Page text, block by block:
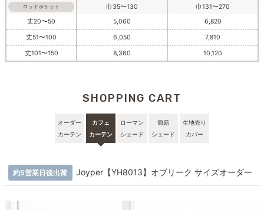
ロッドポケット 巾35〜130
巾131〜270
丈20〜50
5,060 6,820
丈51〜100 6,050 7,810
丈101〜150 8,360 10,120
SHOPPING CART
オーダー
カーテン
カフェ
カーテン
ローマン
シェード
簡易
シェード
生地売り
カバー
約5営業日後出荷 Joyper【YH8013】オブリーク サイズオーダー